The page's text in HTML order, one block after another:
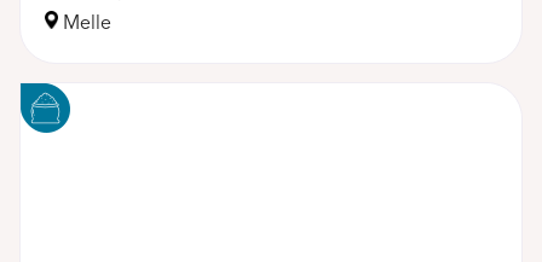
Melle